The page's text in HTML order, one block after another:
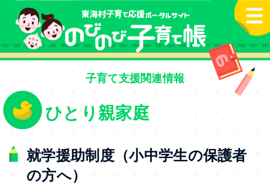
本文へ
子育て支援関連情報
ひとり親家庭
就学援助制度（小中学生の保護者
の方へ）